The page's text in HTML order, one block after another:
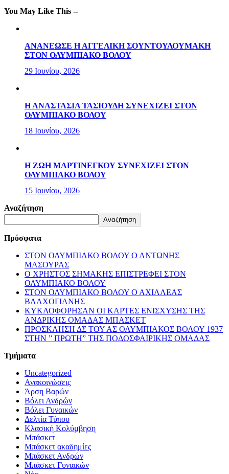
You May Like This --
ΑΝΑΝΕΩΣΕ Η ΑΓΓΕΛΙΚΗ ΣΟΥΝΤΟΥΛΟΥΜΑΚΗ
ΣΤΟΝ ΟΛΥΜΠΙΑΚΟ ΒΟΛΟΥ
29 Ιουνίου, 2026
Η ΑΝΑΣΤΑΣΙΑ ΤΑΣΙΟΥΔΗ ΣΥΝΕΧΙΖΕΙ ΣΤΟΝ
ΟΛΥΜΠΙΑΚΟ ΒΟΛΟΥ
18 Ιουνίου, 2026
Η ΖΩΗ ΜΑΡΤΙΝΕΓΚΟΥ ΣΥΝΕΧΙΖΕΙ ΣΤΟΝ
ΟΛΥΜΠΙΑΚΟ ΒΟΛΟΥ
15 Ιουνίου, 2026
Αναζήτηση
Αναζήτηση
Πρόσφατα
ΣΤΟΝ ΟΛΥΜΠΙΑΚΟ ΒΟΛΟΥ Ο ΑΝΤΩΝΗΣ
ΜΑΣΟΥΡΑΣ
Ο ΧΡΗΣΤΟΣ ΣΗΜΑΚΗΣ ΕΠΙΣΤΡΕΦΕΙ ΣΤΟΝ
ΟΛΥΜΠΙΑΚΟ ΒΟΛΟΥ
ΣΤΟΝ ΟΛΥΜΠΙΑΚΟ ΒΟΛΟΥ Ο ΑΧΙΛΛΕΑΣ
ΒΛΑΧΟΓΙΑΝΗΣ
ΚΥΚΛΟΦΟΡΗΣΑΝ ΟΙ ΚΑΡΤΕΣ ΕΝΙΣΧΥΣΗΣ ΤΗΣ
ΑΝΔΡΙΚΗΣ ΟΜΑΔΑΣ ΜΠΑΣΚΕΤ
ΠΡΟΣΚΛΗΣΗ ΔΣ ΤΟΥ ΑΣ ΟΛΥΜΠΙΑΚΟΣ ΒΟΛΟΥ 1937
ΣΤΗΝ ” ΠΡΩΤΗ” ΤΗΣ ΠΟΔΟΣΦΑΙΡΙΚΗΣ ΟΜΑΔΑΣ
Τμήματα
Uncategorized
Ανακοινώσεις
Άρση Βαρών
Βόλει Ανδρών
Βόλει Γυναικών
Δελτία Τύπου
Κλασική Κολύμβηση
Μπάσκετ
Μπάσκετ ακαδημίες
Μπάσκετ Ανδρών
Μπάσκετ Γυναικών